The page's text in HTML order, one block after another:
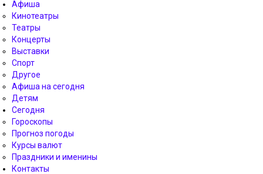
Афиша
Кинотеатры
Театры
Концерты
Выставки
Спорт
Другое
Афиша на сегодня
Детям
Сегодня
Гороскопы
Прогноз погоды
Курсы валют
Праздники и именины
Контакты